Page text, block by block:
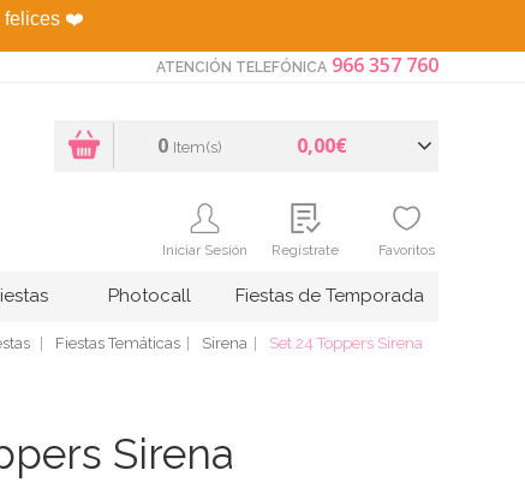
felices ❤️
ATENCIÓN TELEFÓNICA 966 357 760
0 Item(s) 0,00€
Iniciar Sesión Regístrate Favoritos
Photocall Fiestas de Temporada
Fiestas Temáticas Sirena Set 24 Toppers Sirena
Sirena